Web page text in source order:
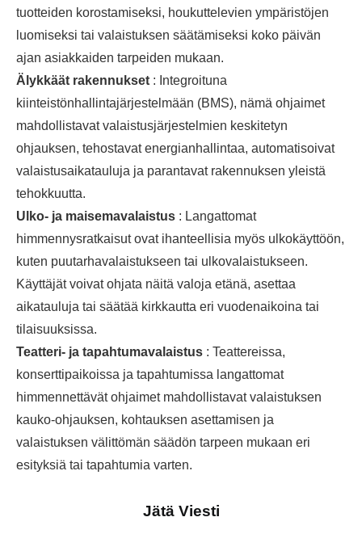
tuotteiden korostamiseksi, houkuttelevien ympäristöjen
luomiseksi tai valaistuksen säätämiseksi koko päivän
ajan asiakkaiden tarpeiden mukaan.
Älykkäät rakennukset : Integroituna
kiinteistönhallintajärjestelmään (BMS), nämä ohjaimet
mahdollistavat valaistusjärjestelmien keskitetyn
ohjauksen, tehostavat energianhallintaa, automatisoivat
valaistusaikatauluja ja parantavat rakennuksen yleistä
tehokkuutta.
Ulko- ja maisemavalaistus : Langattomat
himmennysratkaisut ovat ihanteellisia myös ulkokäyttöön,
kuten puutarhavalaistukseen tai ulkovalaistukseen.
Käyttäjät voivat ohjata näitä valoja etänä, asettaa
aikatauluja tai säätää kirkkautta eri vuodenaikoina tai
tilaisuuksissa.
Teatteri- ja tapahtumavalaistus : Teattereissa,
konserttipaikoissa ja tapahtumissa langattomat
himmennettävät ohjaimet mahdollistavat valaistuksen
kauko-ohjauksen, kohtauksen asettamisen ja
valaistuksen välittömän säädön tarpeen mukaan eri
esityksiä tai tapahtumia varten.
Jätä Viesti